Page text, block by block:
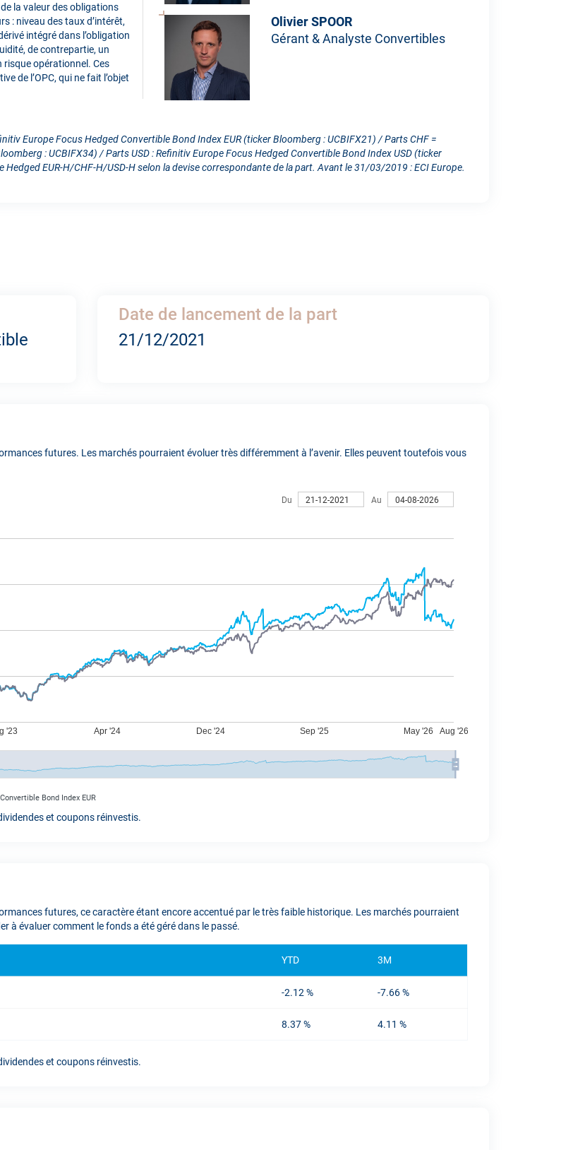
la valeur des obligations
: niveau des taux d’intérêt,
intégré dans l’obligation
de contrepartie, un
risque opérationnel. Ces
de l’OPC, qui ne fait l’objet
Olivier SPOOR
Gérant & Analyste Convertibles
Europe Focus Hedged Convertible Bond Index EUR (ticker Bloomberg : UCBIFX21) / Parts CHF =
: UCBIFX34) / Parts USD : Refinitiv Europe Focus Hedged Convertible Bond Index USD (ticker
EUR-H/CHF-H/USD-H selon la devise correspondante de la part. Avant le 31/03/2019 : ECI Europe.
Date de lancement de la part
21/12/2021
futures. Les marchés pourraient évoluer très différemment à l’avenir. Elles peuvent toutefois vous
Du Au
Bond Index EUR
et coupons réinvestis.
futures, ce caractère étant encore accentué par le très faible historique. Les marchés pourraient
à évaluer comment le fonds a été géré dans le passé.
YTD 3M
-2.12 % -7.66 %
8.37 % 4.11 %
et coupons réinvestis.